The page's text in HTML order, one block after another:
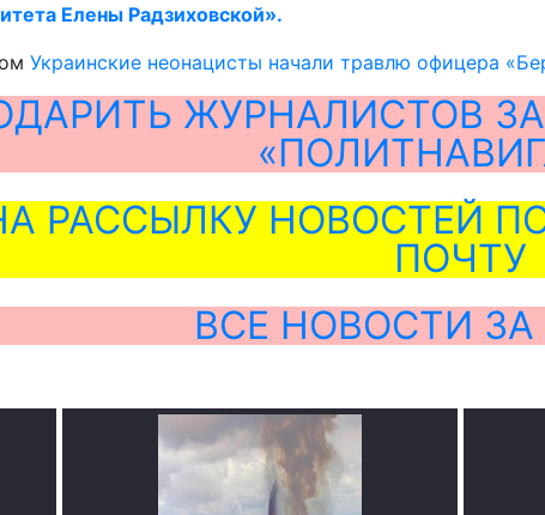
Елены Радзиховской».
Украинские неонацисты начали травлю офицера
ЖУРНАЛИСТОВ
РАССЫЛКУ НОВОСТЕЙ
ПОЧТУ
ВСЕ НОВОСТИ ЗА